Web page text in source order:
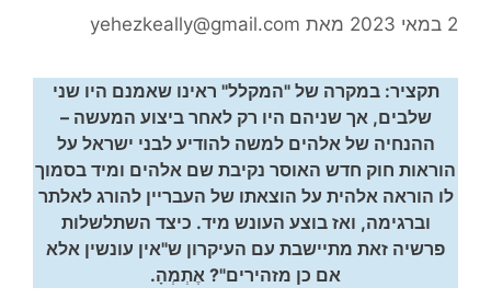
2 במאי 2023 מאת yehezkeally@gmail.com
תקציר: במקרה של "המקלל" ראינו שאמנם היו שני
שלבים, אך שניהם היו רק לאחר ביצוע המעשה –
ההנחיה של אלהים למשה להודיע לבני ישראל על
הוראות חוק חדש האוסר נקיבת שם אלהים ומיד בסמוך
לו הוראה אלהית על הוצאתו של העבריין להורג לאלתר
וברגימה, ואז בוצע העונש מיד. כיצד השתלשלות
פרשיה זאת מתיישבת עם העיקרון ש"אין עונשין אלא
אם כן מזהירים"? אֶתְמְהָ.